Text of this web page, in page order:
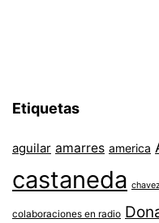
Etiquetas
aguilar amarres america
castaneda
colaboraciones en radio